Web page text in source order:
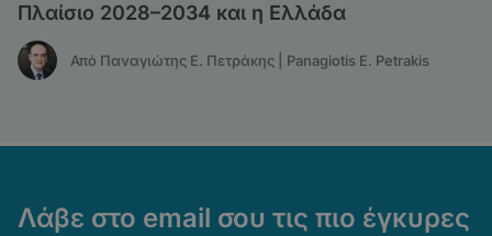
Πλαίσιο 2028–2034 και η Ελλάδα
Από Παναγιώτης Ε. Πετράκης | Panagiotis E. Petrakis
Λάβε στο email σου τις πιο έγκυρες